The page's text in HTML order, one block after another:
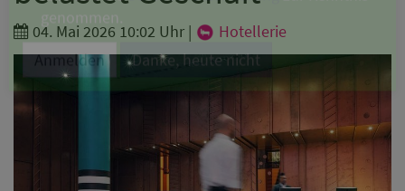
04. Mai 2026 10:02 Uhr | Hotellerie
Branche
Ich möchte folgende Newsletter erhalten
Tageskarte-Newsletter (gegen 8.30 Uhr)
Ich habe dieDatenschutzerklärungzur Kenntnis
genommen.